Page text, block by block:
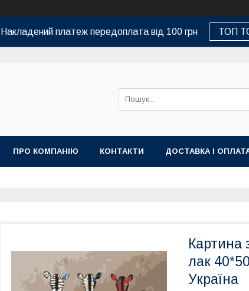
Накладений платеж передоплата від 100 грн ТОП
ПРО КОМПАНІЮ КОНТАКТИ ДОСТАВКА І
Картина
лак
Україна